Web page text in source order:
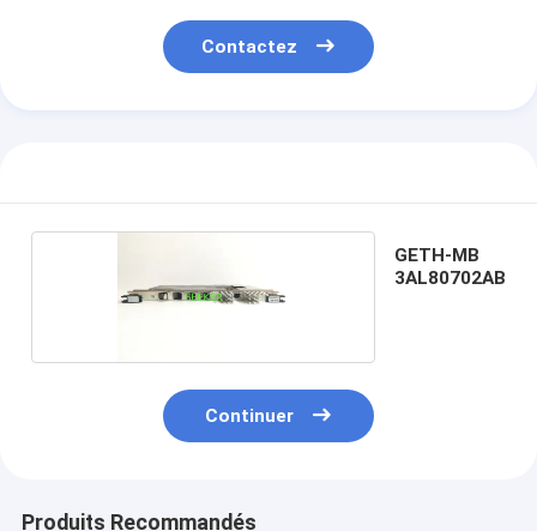
Contactez
GETH-MB
3AL80702AB
Continuer
Produits Recommandés